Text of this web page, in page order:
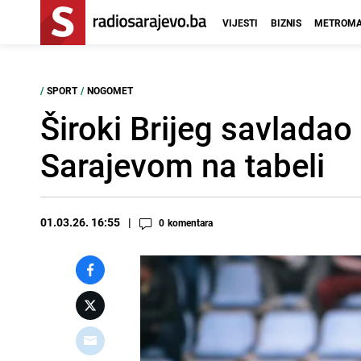
VIJESTI BIZNIS
/ SPORT / NOGOMET
Široki Brijeg
Sarajevom na tabeli
01.03.26. 16:55 0 komentara